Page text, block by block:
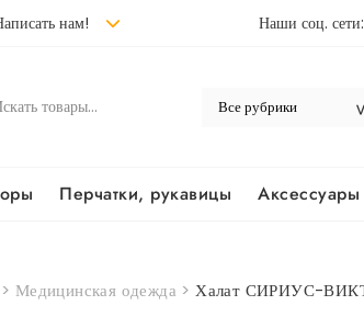
нам! Наши соц. сети:
Перчатки, рукавицы Аксессуары
> Медицинская одежда >Халат СИРИУС-